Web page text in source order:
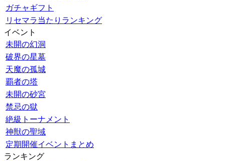
ガチャギフト
リセマラ当たりランキング
イベント
未開の幻洞
破界の星墓
天魔の孤城
覇者の塔
未開の砂宮
禁忌の獄
絶級トーナメント
神獣の聖域
定期開催イベントまとめ
ランキング